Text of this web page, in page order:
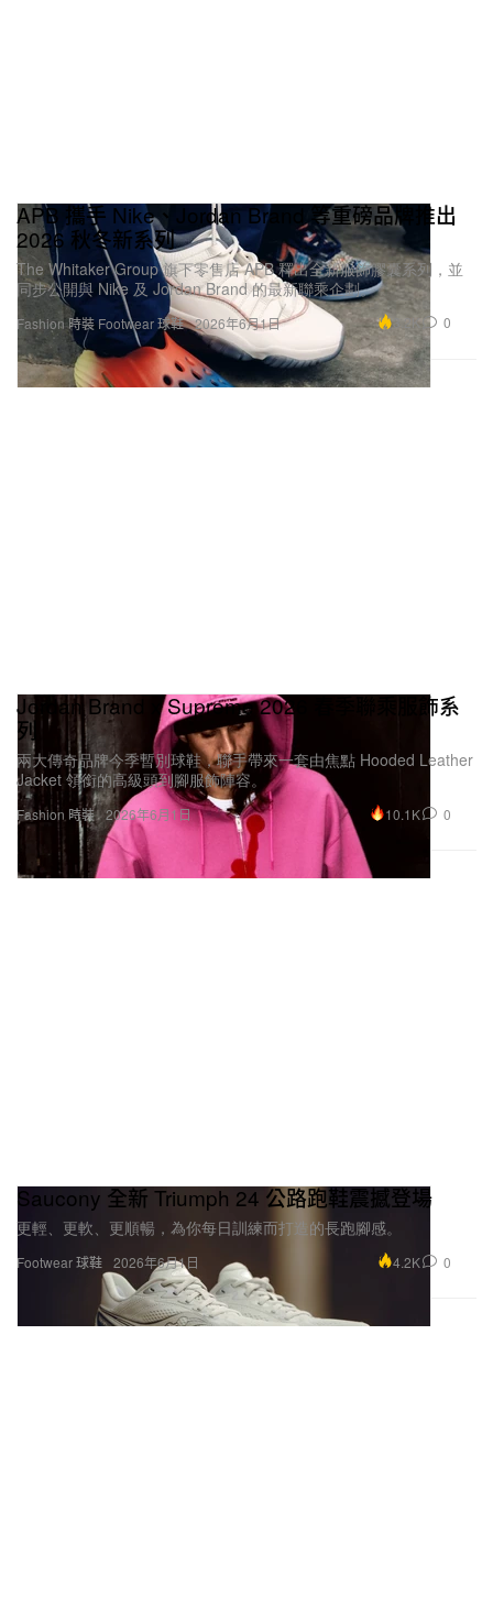
Fashion 時裝 Footwear 球鞋
APB 攜手 Nike、Jordan Brand 等重磅品牌推出
2026 秋冬新系列
The Whitaker Group 旗下零售店 APB 釋出全新服飾膠囊系列，並
同步公開與 Nike 及 Jordan Brand 的最新聯乘企劃。
2026年6月1日 3.2K 0
Fashion 時裝
Jordan Brand x Supreme 2026 春季聯乘服飾系
列
兩大傳奇品牌今季暫別球鞋，聯手帶來一套由焦點 Hooded Leather
Jacket 領銜的高級頭到腳服飾陣容。
2026年6月1日 10.1K 0
Footwear 球鞋
Saucony 全新 Triumph 24 公路跑鞋震撼登場
更輕、更軟、更順暢，為你每日訓練而打造的長跑腳感。
2026年6月1日 4.2K 0